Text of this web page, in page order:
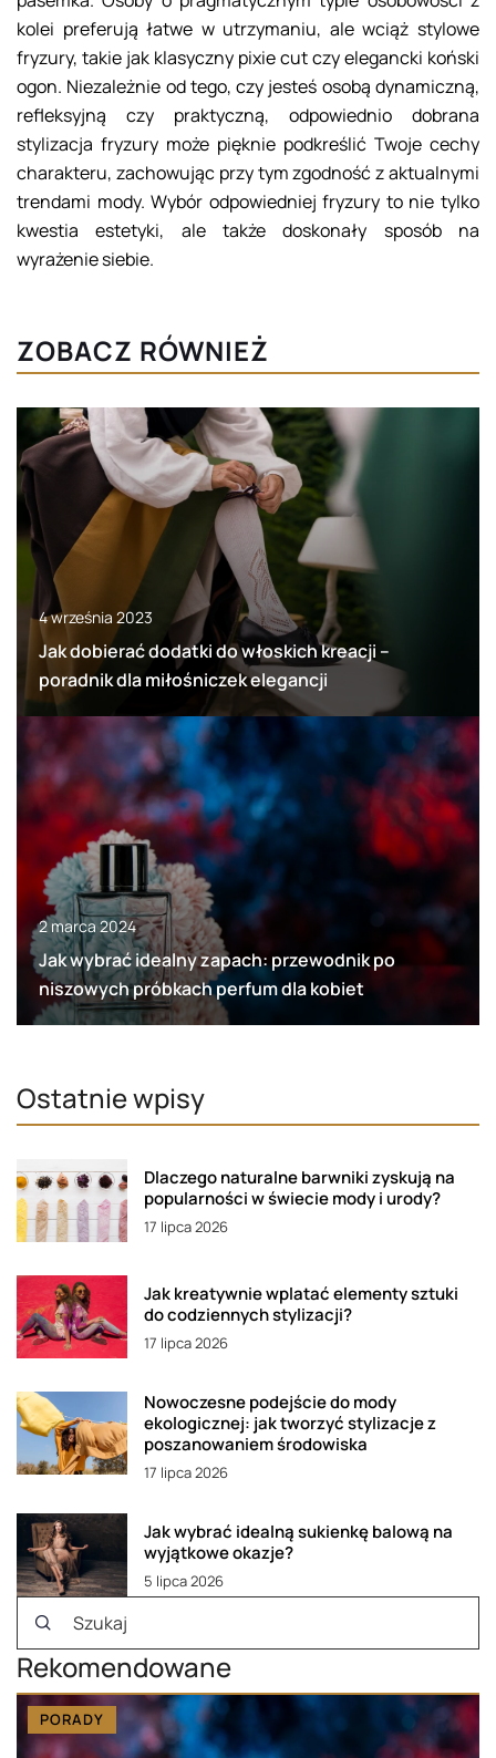
kolei preferują łatwe w utrzymaniu, ale wciąż stylowe
fryzury, takie jak klasyczny pixie cut czy elegancki koński
ogon. Niezależnie od tego, czy jesteś osobą dynamiczną,
refleksyjną czy praktyczną, odpowiednio dobrana
stylizacja fryzury może pięknie podkreślić Twoje cechy
charakteru, zachowując przy tym zgodność z aktualnymi
trendami mody. Wybór odpowiedniej fryzury to nie tylko
kwestia estetyki, ale także doskonały sposób na
wyrażenie siebie.
ZOBACZ RÓWNIEŻ
4 września 2023
Jak dobierać dodatki do włoskich kreacji –
poradnik dla miłośniczek elegancji
2 marca 2024
Jak wybrać idealny zapach: przewodnik po
niszowych próbkach perfum dla kobiet
Ostatnie wpisy
Dlaczego naturalne barwniki zyskują na
popularności w świecie mody i urody?
17 lipca 2026
Jak kreatywnie wplatać elementy sztuki
do codziennych stylizacji?
17 lipca 2026
Nowoczesne podejście do mody
ekologicznej: jak tworzyć stylizacje z
poszanowaniem środowiska
17 lipca 2026
Jak wybrać idealną sukienkę balową na
wyjątkowe okazje?
5 lipca 2026
Rekomendowane
PORADY